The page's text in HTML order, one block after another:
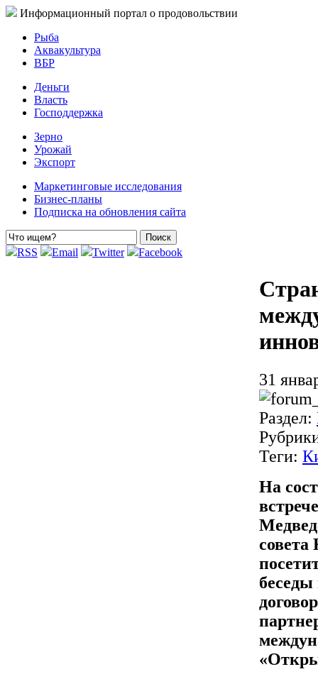
Информационный портал о продовольствии
Рыба
Аквакультура
ВБР
Деньги
Власть
Господдержка
Зерно
Урожай
Экспорт
Маркетинговые исследования
Бизнес-планы
Подписка на обновления сайта
RSS Email Twitter Facebook
31
Раздел:
Теги:
На